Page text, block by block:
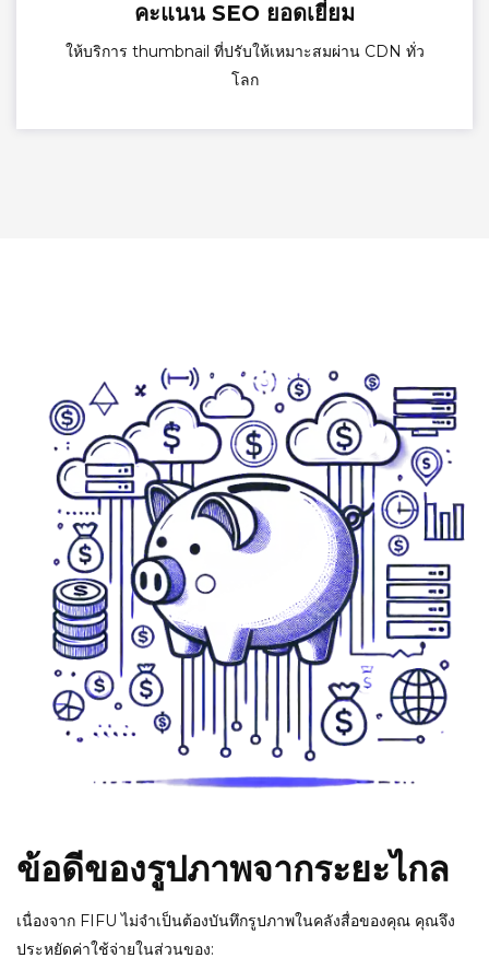
คะแนน SEO ยอดเยี่ยม
ให้บริการ thumbnail ที่ปรับให้เหมาะสมผ่าน CDN ทั่ว
โลก
ข้อดีของรูปภาพจากระยะไกล
เนื่องจาก FIFU ไม่จำเป็นต้องบันทึกรูปภาพในคลังสื่อของคุณ คุณจึง
ประหยัดค่าใช้จ่ายในส่วนของ: